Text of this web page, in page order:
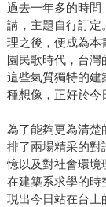
過去一年多的時間
講，主題自行訂定
理之後，便成為本
園民歌時代，台
這些氣質獨特的建
種想像，正好於今
為了能夠更為清楚
排了兩場精采的對
憶以及對社會環境
在建築系求學的時
現出今日站在台上